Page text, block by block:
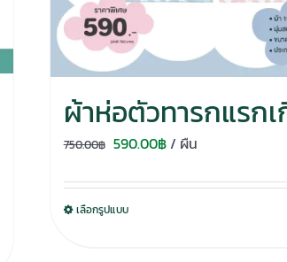
ผ้าห่อตัวทารกแรก
750.00฿ Original
was:
750.00฿.
590.00฿Current
is:
/ ผืน
เลือกรูปแบบ